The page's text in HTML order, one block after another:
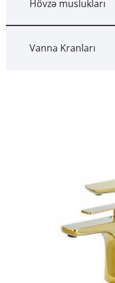
Hövzə muslukları
Vanna Kranları